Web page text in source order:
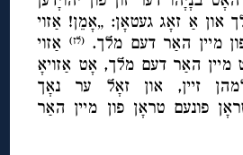
און אַ זאָג געטאָן: „אָמֵן! אַזוי
מיין האַר דעם מלך.(לז) אַזוי
מיין האַר דעם מלך, אָט אַזויאָ
זיין, און זאָל ער נאָך
פונעם טראָן פון מיין האַר